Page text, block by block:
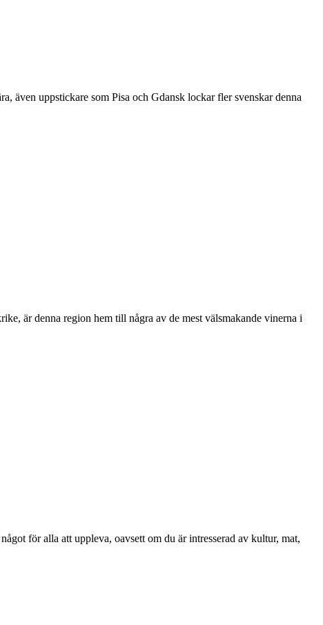
även uppstickare som Pisa och Gdansk lockar fler svenskar denna
är denna region hem till några av de mest välsmakande vinerna i
för alla att uppleva, oavsett om du är intresserad av kultur, mat,